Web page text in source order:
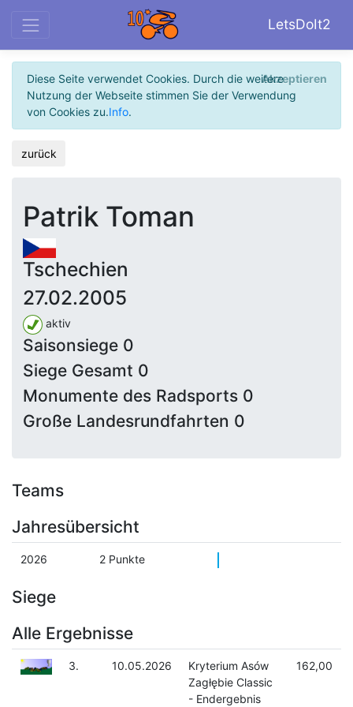
LetsDoIt2
Diese Seite verwendet Cookies. Durch die weitere
Nutzung der Webseite stimmen Sie der Verwendung
von Cookies zu.Info.
Akzeptieren
zurück
Patrik Toman
Tschechien
27.02.2005
aktiv
Saisonsiege 0
Siege Gesamt 0
Monumente des Radsports 0
Große Landesrundfahrten 0
Teams
Jahresübersicht
2026 2 Punkte
Siege
Alle Ergebnisse
3. 10.05.2026
Kryterium Asów
Zagłębie Classic
- Endergebnis
162,00